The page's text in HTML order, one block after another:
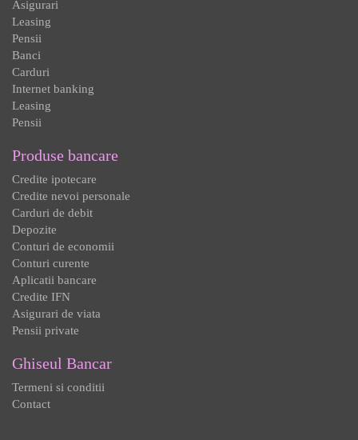
Asigurari
Leasing
Pensii
Banci
Carduri
Internet banking
Leasing
Pensii
Produse bancare
Credite ipotecare
Credite nevoi personale
Carduri de debit
Depozite
Conturi de economii
Conturi curente
Aplicatii bancare
Credite IFN
Asigurari de viata
Pensii private
Ghiseul Bancar
Termeni si conditii
Contact